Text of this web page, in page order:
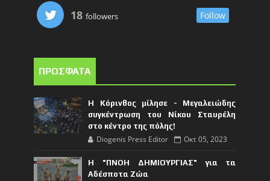
18 followers Follow
ΠΡΟΣΦΑΤΑ
Η Κόρινθος μίλησε - Μεγαλειώδης
συγκέντρωση του Νίκου Σταυρέλη
στο κέντρο της πόλης!
Diogenis Press Editor Οκτ 05, 2023
Η "ΠΝΟΗ ΔΗΜΙΟΥΡΓΙΑΣ" για τα
Αδέσποτα Ζώα